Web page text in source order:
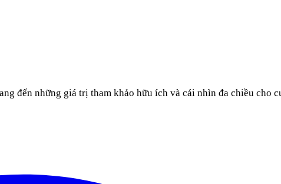
đến những giá trị tham khảo hữu ích và cái nhìn đa chiều cho